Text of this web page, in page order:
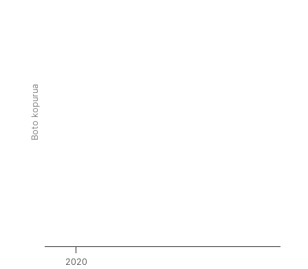
Boto kopurua
2020